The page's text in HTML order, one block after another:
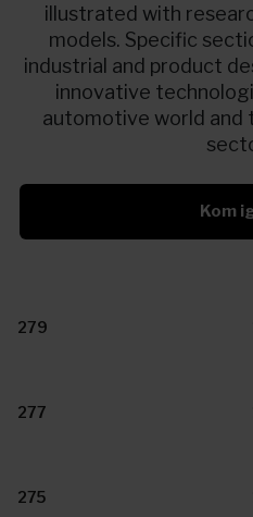
Prøv en
illustrated with
models. Specific
industrial and product
innovative
automotive world and
Kom
279
277
275